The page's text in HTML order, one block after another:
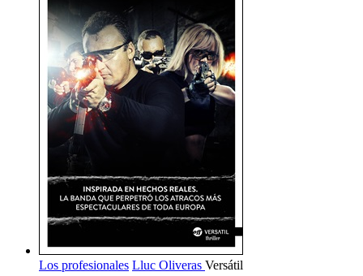
Los profesionales Lluc Oliveras Versátil